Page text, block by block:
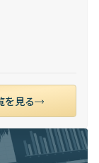
を見る